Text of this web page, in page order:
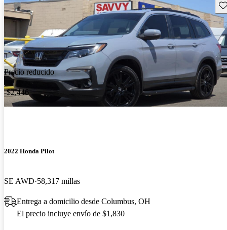
Precio reducido
-$2,446
2022 Honda Pilot
SE AWD 58,317 millas
Entrega a domicilio desde Columbus, OH
El precio incluye envío de $1,830